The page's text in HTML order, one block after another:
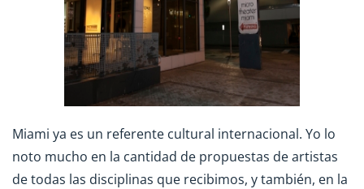
Miami ya es un referente cultural internacional. Yo lo
noto mucho en la cantidad de propuestas de artistas
de todas las disciplinas que recibimos, y también, en la